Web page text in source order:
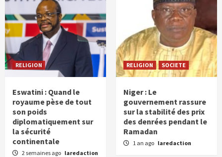
RELIGION
Eswatini : Quand le
royaume pèse de tout
son poids
diplomatiquement sur
la sécurité
continentale
2 semaines ago laredaction
RELIGION SOCIETE
Niger : Le
gouvernement rassure
sur la stabilité des prix
des denrées pendant le
Ramadan
1 an ago laredaction